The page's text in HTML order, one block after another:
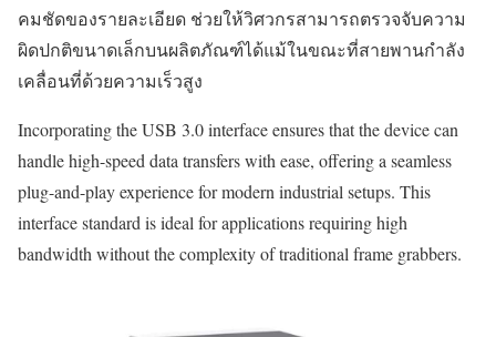
คมชัดของรายละเอียด ช่วยให้วิศวกรสามารถตรวจจับความ
ผิดปกติขนาดเล็กบนผลิตภัณฑ์ได้แม้ในขณะที่สายพานกำลัง
เคลื่อนที่ด้วยความเร็วสูง
Incorporating the USB 3.0 interface ensures that the device can
handle high-speed data transfers with ease, offering a seamless
plug-and-play experience for modern industrial setups. This
interface standard is ideal for applications requiring high
bandwidth without the complexity of traditional frame grabbers.